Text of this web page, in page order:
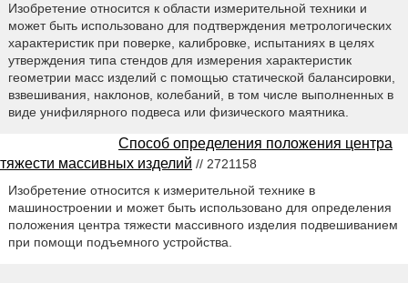
Изобретение относится к области измерительной техники и
может быть использовано для подтверждения метрологических
характеристик при поверке, калибровке, испытаниях в целях
утверждения типа стендов для измерения характеристик
геометрии масс изделий с помощью статической балансировки,
взвешивания, наклонов, колебаний, в том числе выполненных в
виде унифилярного подвеса или физического маятника.
Способ определения положения центра
тяжести массивных изделий // 2721158
Изобретение относится к измерительной технике в
машиностроении и может быть использовано для определения
положения центра тяжести массивного изделия подвешиванием
при помощи подъемного устройства.